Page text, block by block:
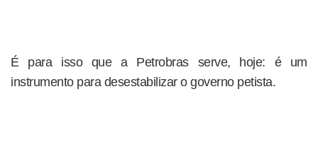
É para isso que a Petrobras serve, hoje: é um
instrumento para desestabilizar o governo petista.